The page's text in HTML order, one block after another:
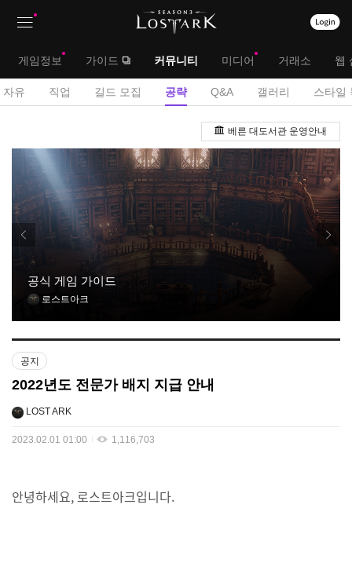
뉴
대
메
게임정보 가이드 커뮤니티 미디어 거래소 웹
서
메
뉴
자유 직업 길드 모집 공략 Q&A 갤러리 스타일
시
베른 대도서관 운영안내
공식 게임 가이드
로스트아크
공지
2022년도 전문가 배지 지급 안내
LOST ARK
2023.02.01 01:00 1,116,703
안녕하세요, 로스트아크입니다.